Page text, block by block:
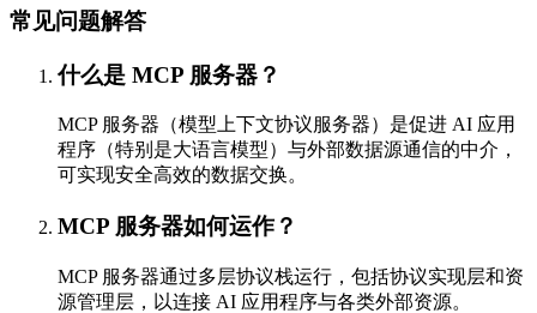
常见问题解答
什么是 MCP 服务器？
MCP 服务器（模型上下文协议服务器）是促进 AI 应用
程序（特别是大语言模型）与外部数据源通信的中介，
可实现安全高效的数据交换。
MCP 服务器如何运作？
MCP 服务器通过多层协议栈运行，包括协议实现层和资
源管理层，以连接 AI 应用程序与各类外部资源。